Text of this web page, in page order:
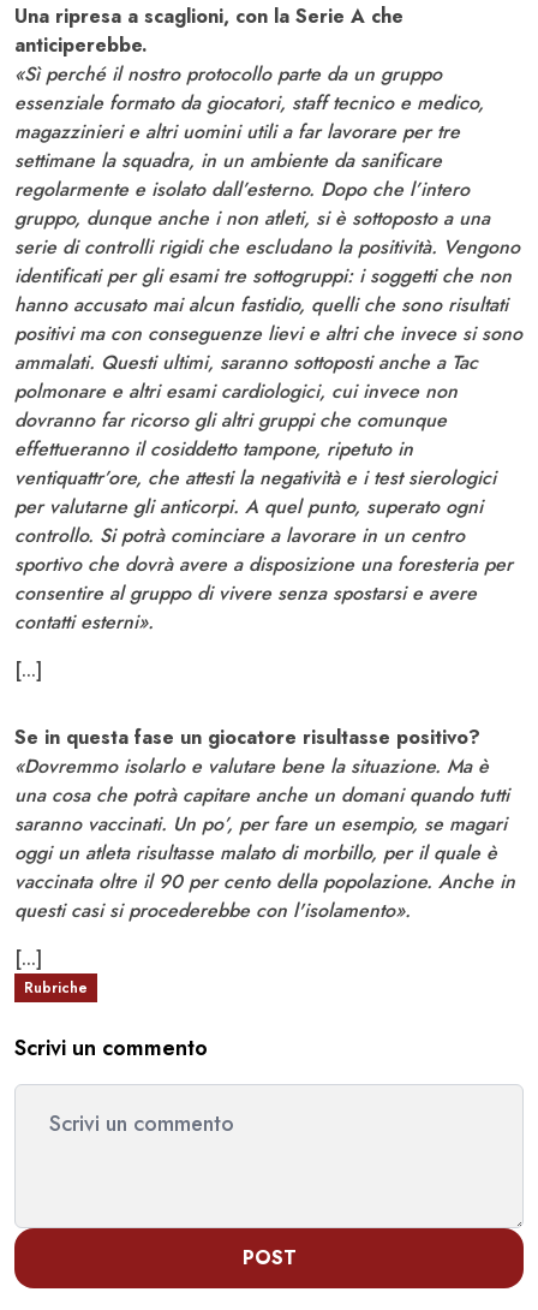
Una ripresa a scaglioni, con la Serie A che
anticiperebbe.
«Sì perché il nostro protocollo parte da un gruppo
essenziale formato da giocatori, staff tecnico e medico,
magazzinieri e altri uomini utili a far lavorare per tre
settimane la squadra, in un ambiente da sanificare
regolarmente e isolato dall’esterno. Dopo che l’intero
gruppo, dunque anche i non atleti, si è sottoposto a una
serie di controlli rigidi che escludano la positività. Vengono
identificati per gli esami tre sottogruppi: i soggetti che non
hanno accusato mai alcun fastidio, quelli che sono risultati
positivi ma con conseguenze lievi e altri che invece si sono
ammalati. Questi ultimi, saranno sottoposti anche a Tac
polmonare e altri esami cardiologici, cui invece non
dovranno far ricorso gli altri gruppi che comunque
effettueranno il cosiddetto tampone, ripetuto in
ventiquattr’ore, che attesti la negatività e i test sierologici
per valutarne gli anticorpi. A quel punto, superato ogni
controllo. Si potrà cominciare a lavorare in un centro
sportivo che dovrà avere a disposizione una foresteria per
consentire al gruppo di vivere senza spostarsi e avere
contatti esterni».
[...]
Se in questa fase un giocatore risultasse positivo?
«Dovremmo isolarlo e valutare bene la situazione. Ma è
una cosa che potrà capitare anche un domani quando tutti
saranno vaccinati. Un po’, per fare un esempio, se magari
oggi un atleta risultasse malato di morbillo, per il quale è
vaccinata oltre il 90 per cento della popolazione. Anche in
questi casi si procederebbe con l'isolamento».
[...]
Rubriche
Scrivi un commento
POST